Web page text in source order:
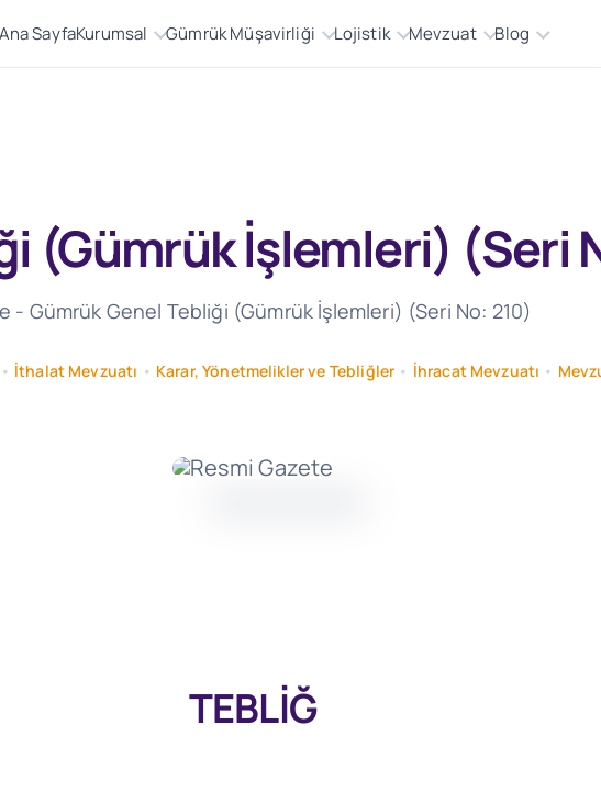
Ana SayfaKurumsal Gümrük Müşavirliği Lojistik Mevzuat Blog
(Gümrük İşlemleri) (Seri
- Gümrük Genel Tebliği (Gümrük İşlemleri) (Seri No: 210)
• İthalat Mevzuatı • Karar, Yönetmelikler ve Tebliğler • İhracat Mevzuatı •
TEBLİĞ